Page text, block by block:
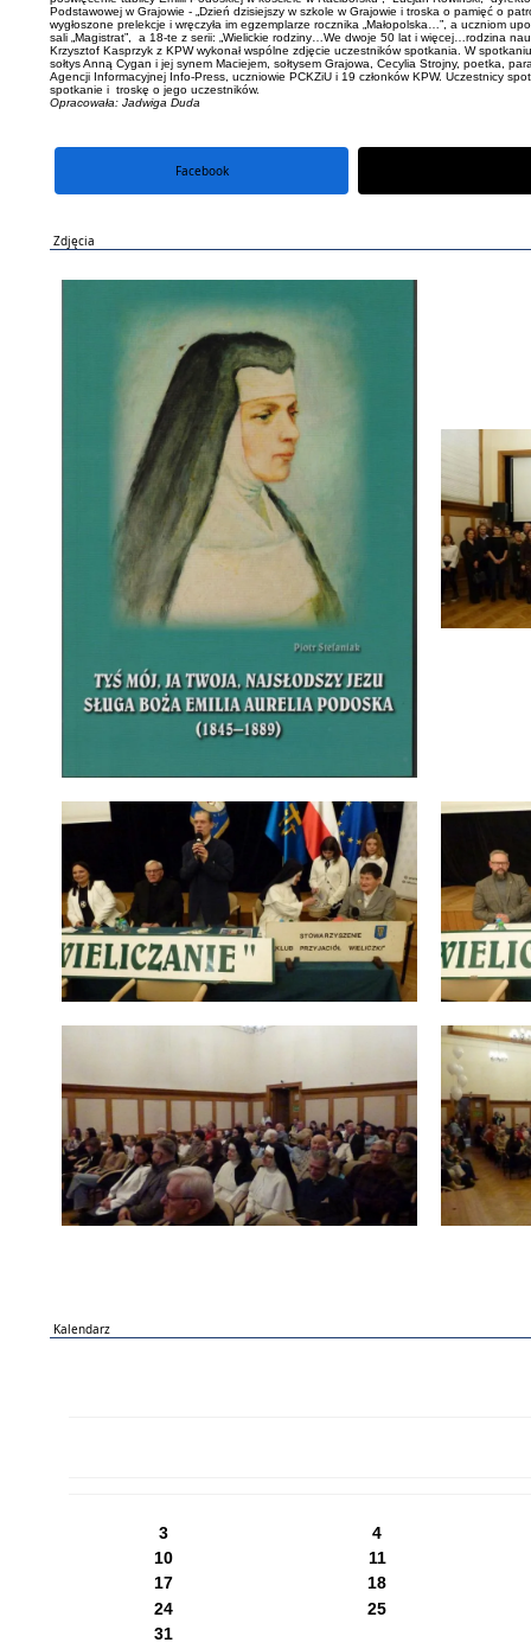
Podstawowej w Grajowie - „Dzień dzisiejszy w szkole w Grajowie i troska o pamięć o
wygłoszone prelekcje i wręczyła im egzemplarze rocznika „Małopolska…”, a uczniom
sali „Magistrat”, a 18-te z serii: „Wielickie rodziny…We dwoje 50 lat i więcej…rodzina
Krzysztof Kasprzyk z KPW wykonał wspólne zdjęcie uczestników spotkania. W
sołtys Anną Cygan i jej synem Maciejem, sołtysem Grajowa, Cecylia Strojny, poetka,
Agencji Informacyjnej Info-Press, uczniowie PCKZiU i 19 członków KPW. Uczestnicy
spotkanie i troskę o jego uczestników.
Opracowała: Jadwiga Duda
Facebook
Zdjęcia
Kalendarz
3
4
10
11
17
18
24
25
31